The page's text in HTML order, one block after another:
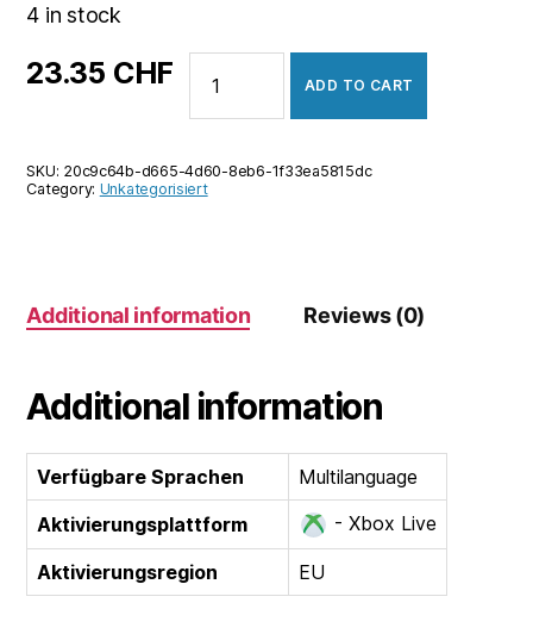
4 in stock
23.35 CHF
Duty:
Warfare
quantity
ADD TO CART
SKU: 20c9c64b-d665-4d60-8eb6-1f33ea5815dc
Category: Unkategorisiert
Additional information Reviews (0)
Additional information
Verfügbare Sprachen
Multilanguage
Aktivierungsplattform
- Xbox Live
Aktivierungsregion EU